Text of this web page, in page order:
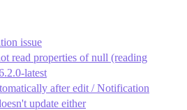
issue
read properties of null (reading
latest
after edit / Notification
update either